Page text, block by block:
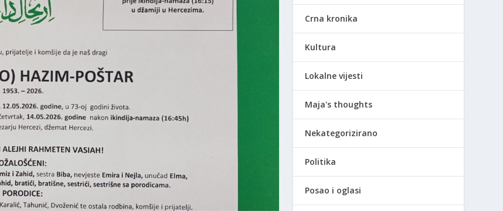
Crna kronika
Kultura
Lokalne vijesti
Maja's thoughts
Nekategorizirano
Politika
Posao i oglasi